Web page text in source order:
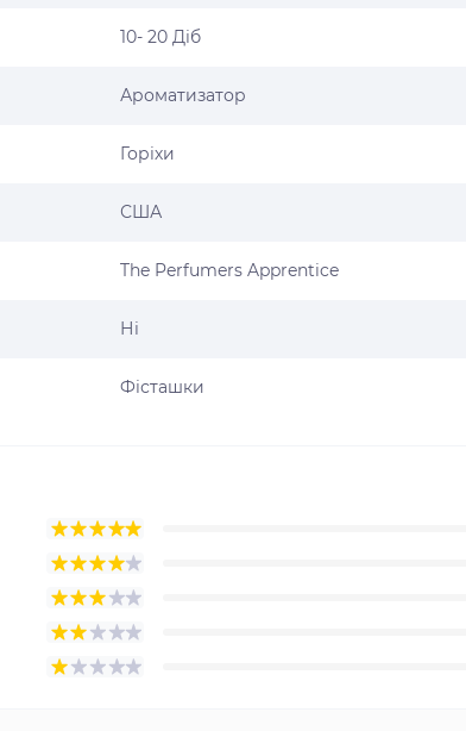
10- 20 Діб
Ароматизатор
Горіхи
США
The Perfumers Apprentice
Ні
Фісташки